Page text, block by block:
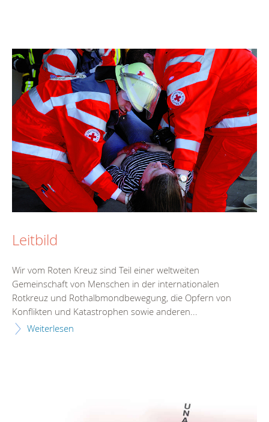
Leitbild
Wir vom Roten Kreuz sind Teil einer weltweiten
Gemeinschaft von Menschen in der internationalen
Rotkreuz und Rothalbmondbewegung, die Opfern von
Konflikten und Katastrophen sowie anderen...
Weiterlesen